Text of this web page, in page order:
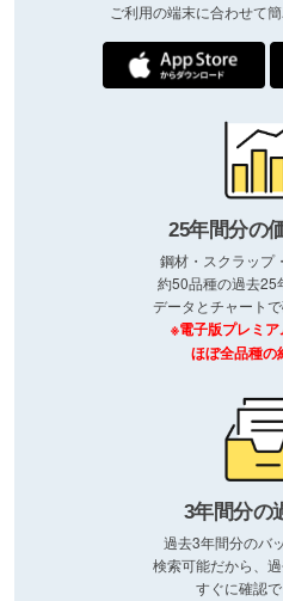
ご利用の端末に合わせて
25年間分の
鋼材・スクラップ
約50品種の過去25
データとチャートで
※電子版プレミ
ほぼ全品種の
3年間分の
過去3年間分のバ
検索可能だから、
すぐに確認で